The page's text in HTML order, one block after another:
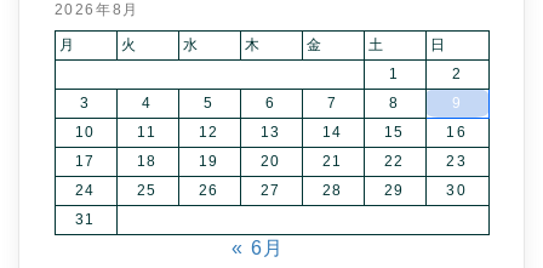
2026年8月
月 火 水 木 金 土
日
1
2
3
4 5 6 7 8
9
10
11 12 13 14 15
16
17
18 19 20 21 22
23
24
25 26 27 28 29
30
31
« 6月